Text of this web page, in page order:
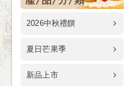
2026中秋禮饌
夏日芒果季
新品上市